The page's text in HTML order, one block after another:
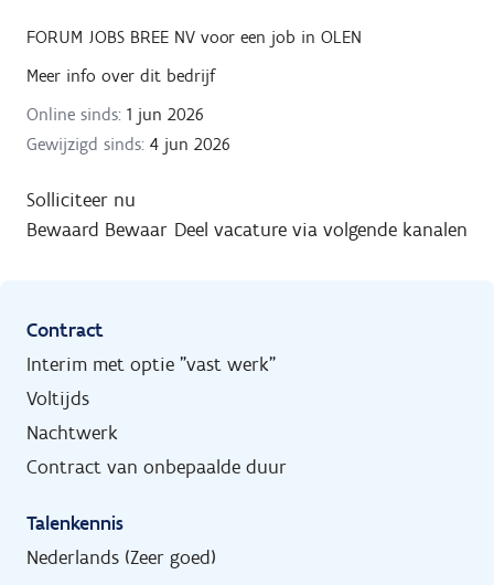
FORUM JOBS BREE NV voor een job in OLEN
Meer info over dit bedrijf
Online sinds: 1 jun 2026
Gewijzigd sinds: 4 jun 2026
Solliciteer nu
Bewaard Bewaar Deel vacature via volgende kanalen
Contract
Interim met optie "vast werk"
Voltijds
Nachtwerk
Contract van onbepaalde duur
Talenkennis
Nederlands (Zeer goed)